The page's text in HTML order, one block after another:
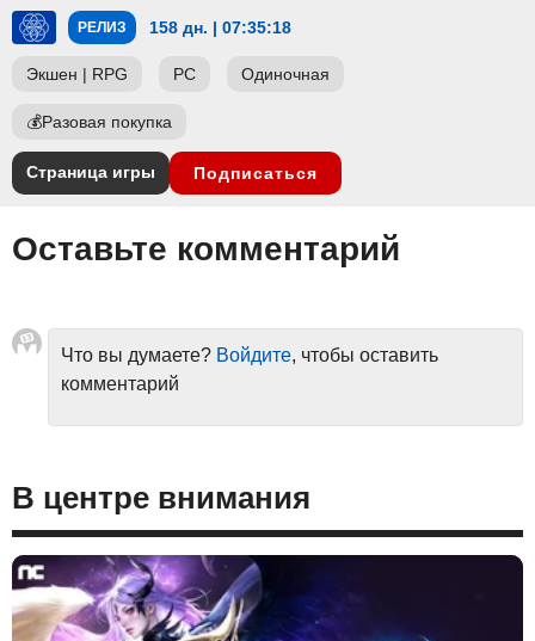
РЕЛИЗ 158 дн. | 07:35:17
Экшен | RPG PC Одиночная
💰Разовая покупка
Страница игры Подписаться
Оставьте комментарий
Что вы думаете? Войдите, чтобы оставить
комментарий
В центре внимания